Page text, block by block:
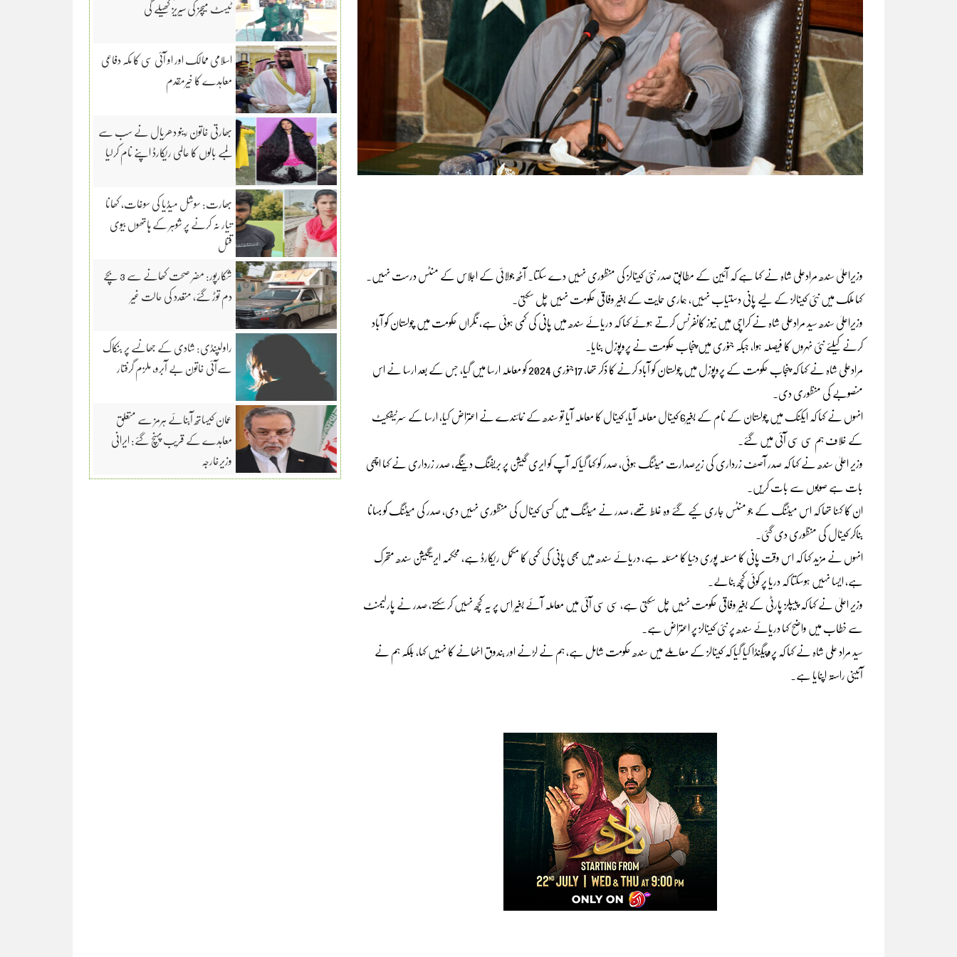
وزیراعلیٰ سندھ مرادعلی شاہ نے کہا ہے کہ آئین کے مطابق صدر نئی کینالز کی منظوری نہیں دے سکتا۔ آٹھ جولائی کے اجلاس کے منٹس درست نہیں۔
کہا ملک میں نئی کینالز کے لیے پانی دستیاب نہیں، ہماری حمایت کے بغیر وفاقی حکومت نہیں چل سکتی۔
وزیراعلیٰ سندھ سید مرادعلی شاہ نے کراچی میں نیوز کانفرنس کرتے ہوئے کہا کہ دریائے سندھ میں پانی کی کمی ہوئی ہے، نگراں حکومت میں چولستان کو آباد
کرنے کیلئے نئی نہروں کا فیصلہ ہوا، جبکہ جنوری میں پنجاب حکومت نے پروپوزل بنایا۔
مرادعلی شاہ نے کہا کہ پنجاب حکومت کے پروپوزل میں چولستان کو آباد کرنے کا ذکر تھا، 17جنوری 2024 کو معاملہ ارسا میں گیا، جس کے بعد ارسا نے اس
منصوبے کی منظوری دی۔
انہوں نے کہا کہ ایکنک میں چولستان کے نام کے بغیر6 کینال معاملہ آیا، کینال کا معاملہ آیا تو سندھ کے نمائندے نے اعتراض کیا، ارسا کے سرٹیفکیٹ
کے خلاف ہم سی سی آئی میں گئے۔
وزیر اعلیٰ سندھ نے کہا کہ صدر آصف زرداری کی زیرصدارت میٹنگ ہوئی، صدر کو کہا گیا کہ آپ کو ایری گیشن پر بریفنگ دیںگے، صدر زرداری نے کہا اچھی
بات ہے صوبوں سے بات کریں۔
ان کا کہنا تھا کہ اس میٹنگ کے جو منٹس جاری کیے گئے وہ غلط تھے، صدر نے میٹنگ میں کسی کینال کی مںظوری نہیں دی، صدر کی میٹنگ کو بہانا
بناکر کینال کی مںظوری دی گئی۔
انہوں نے مزید کہا کہ اس وقت پانی کا مسئلہ پوری دنیا کا مسئلہ ہے، دریائے سندھ میں بھی پانی کی کمی کا مکمل ریکارڈ ہے، محکمہ ایریگیشن سندھ متحرک
ہے، ایسا نہیں ہوسکتا کہ دریا پر کوئی کچھ بنالے۔
وزیر اعلیٰ نے کہا کہ پیپلز پارٹی کے بغیر وفاقی حکومت نہیں چل سکتی ہے، سی سی آئی میں معاملہ آئے بغیر اس پر یہ کچھ نہیں کر سکتے، صدر نے پارلیمنٹ
سے خطاب میں واضح کہا دریائے سندھ پر نئی کینالز پر اعتراض ہے۔
سید مراد علی شاہ نے کہا کہ پروپیگنڈا کیا گیا کہ کینالز کے معاملے میں سندھ حکومت شامل ہے، ہم نے لڑنے اور بندوق اٹھانے کا نہیں کہا، بلکہ ہم نے
آئینی راستہ اپنایا ہے۔
ٹیسٹ میچز کی سیریز کھیلے گی
اسلامی ممالک اور او آئی سی کا مکہ دفاعی
معاہدے کا خیرمقدم
بھارتی خاتون رینو دھریال نے سب سے
لمبے بالوں کا عالمی ریکارڈ اپنے نام کرلیا
بھارت: سوشل میڈیا کی سوغات، کھانا
تیار نہ کرنے پر شوہر کے ہاتھوں بیوی
قتل
شکارپور: مضر صحت کھانے سے 3 بچے
دم توڑ گئے، متعدد کی حالت غیر
راولپنڈی: شادی کے جھانسے پر بنکاک
سےآئی خاتون بے آبرو، ملزم گرفتار
عمان کیساتھ آبنائے ہرمز سے متعلق
معاہدے کے قریب پہنچ گئے: ایرانی
وزیرخارجہ